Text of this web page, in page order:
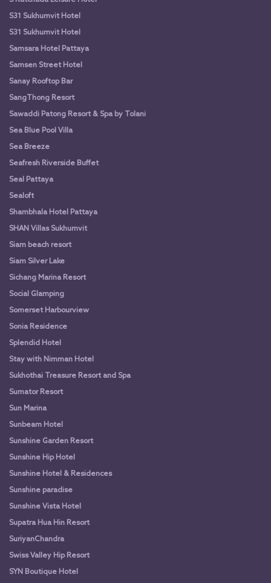
S31 Sukhumvit Hotel
S31 Sukhumvit Hotel
Samsara Hotel Pattaya
Samsen Street Hotel
Sanay Rooftop Bar
SangThong Resort
Sawaddi Patong Resort & Spa by Tolani
Sea Blue Pool Villa
Sea Breeze
Seafresh Riverside Buffet
Seal Pattaya
Sealoft
Shambhala Hotel Pattaya
SHAN Villas Sukhumvit
Siam beach resort
Siam Silver Lake
Sichang Marina Resort
Social Glamping
Somerset Harbourview
Sonia Residence
Splendid Hotel
Stay with Nimman Hotel
Sukhothai Treasure Resort and Spa
Sumator Resort
Sun Marina
Sunbeam Hotel
Sunshine Garden Resort
Sunshine Hip Hotel
Sunshine Hotel & Residences
Sunshine paradise
Sunshine Vista Hotel
Supatra Hua Hin Resort
SuriyanChandra
Swiss Valley Hip Resort
SYN Boutique Hotel